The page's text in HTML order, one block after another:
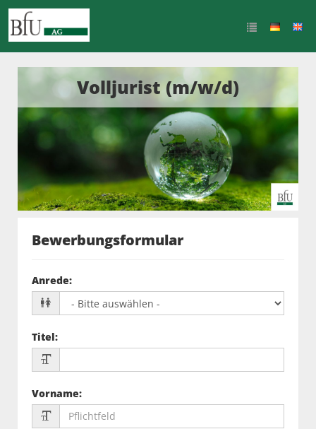
Volljurist (m/w/d)
Bewerbungsformular
Anrede:
Titel:
Vorname: